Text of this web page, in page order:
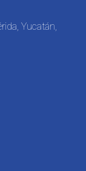
Yucatán,